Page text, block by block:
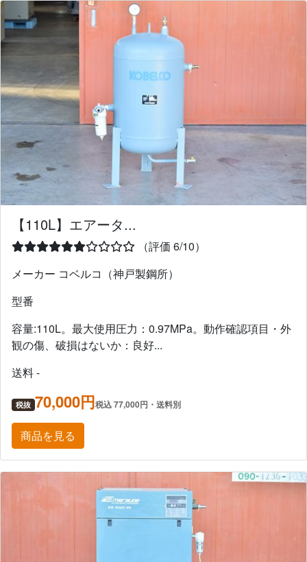
【110L】エアータ...
（評価 6/10）
メーカー コベルコ（神戸製鋼所）
型番
容量:110L。最大使用圧力：0.97MPa。動作確認項目・外
観の傷、破損はないか：良好...
送料 -
税抜 70,000円税込 77,000円・送料別
商品を見る